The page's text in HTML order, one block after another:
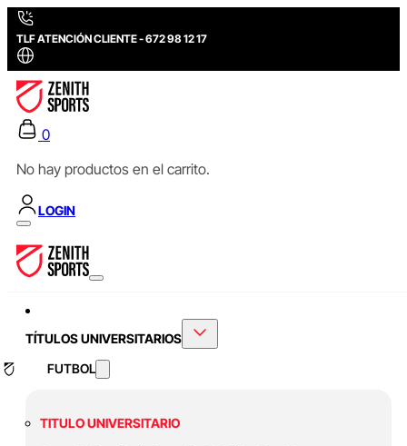
TLF ATENCIÓN CLIENTE - 672 98 12 17
0
No hay productos en el carrito.
LOGIN
TÍTULOS UNIVERSITARIOS
FUTBOL
TITULO UNIVERSITARIO